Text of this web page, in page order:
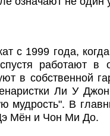
с 1999 года,
работают
в собственной
Ли У
мудрость". В
Мён и Чон Ми До.